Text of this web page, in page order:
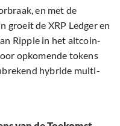
en met de
groeit de XRP Ledger en
Ripple in het altcoin-
opkomende tokens
hybride multi-